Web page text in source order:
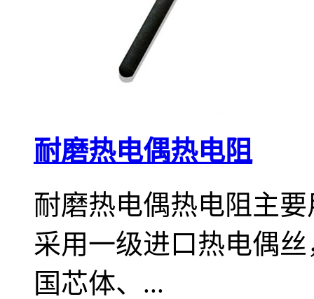
耐磨热电偶热电阻
耐磨热电偶热电阻主
采用一级进口热电偶
国芯体、...